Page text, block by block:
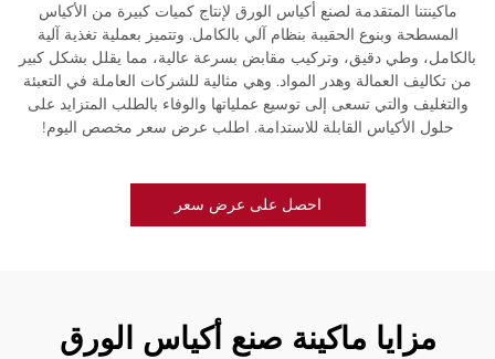
ماكينتنا المتقدمة لصنع أكياس الورق لإنتاج كميات كبيرة من الأكياس
المسطحة وبنوع الحقيبة بنظام آلي بالكامل. وتتميز بعملية تغذية آلية
بالكامل، وطي دقيق، وتركيب مقابض بسرعة عالية، مما يقلل بشكل كبير
من تكاليف العمالة وهدر المواد. وهي مثالية للشركات العاملة في التعبئة
والتغليف والتي تسعى إلى توسيع عملياتها والوفاء بالطلب المتزايد على
حلول الأكياس القابلة للاستدامة. اطلب عرض سعر مخصص اليوم!
احصل على عرض سعر
مزايا ماكينة صنع أكياس الورق